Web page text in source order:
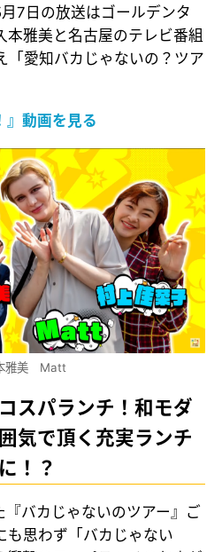
7日の放送はゴールデンタ
本雅美と名古屋のテレビ番組
「愛知バカじゃないの？ツア
』動画を見る
雅美 Matt
スパランチ！和モダ
気で頂く充実ランチ
！？
バカじゃないのツアー』ご
も思わず「バカじゃない